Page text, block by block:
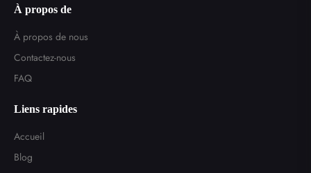
À propos de
À propos de nous
Contactez-nous
FAQ
Liens rapides
Accueil
Blog